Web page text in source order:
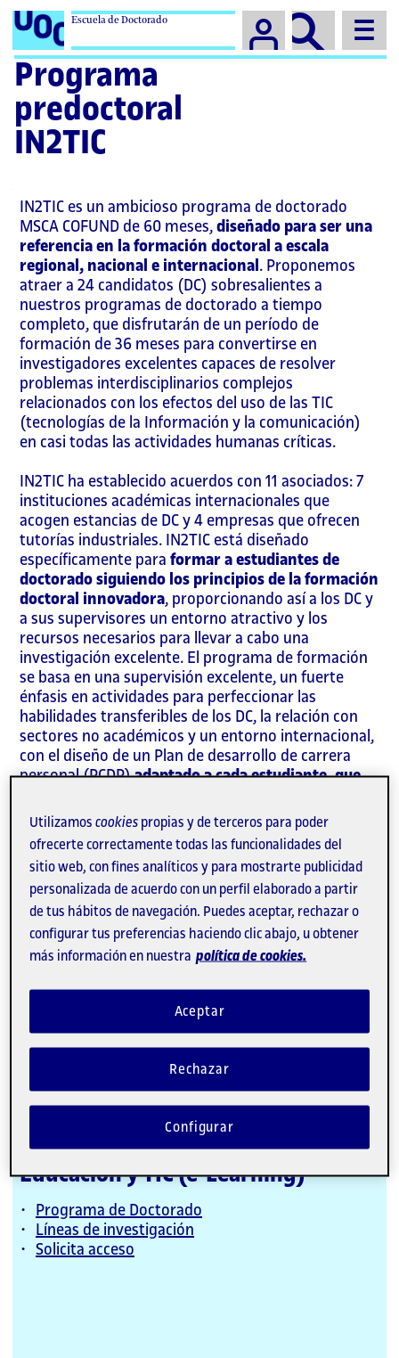
Escuela de Doctorado Campus
Programa
predoctoral
IN2TIC
IN2TIC es un ambicioso programa de doctorado
MSCA COFUND de 60 meses, diseñado para ser una
referencia en la formación doctoral a escala
regional, nacional e internacional . Proponemos
atraer a 24 candidatos (DC) sobresalientes a
nuestros programas de doctorado a tiempo
completo, que disfrutarán de un período de
formación de 36 meses para convertirse en
investigadores excelentes capaces de resolver
problemas interdisciplinarios complejos
relacionados con los efectos del uso de las TIC
(tecnologías de la Información y la comunicación)
en casi todas las actividades humanas críticas.
IN2TIC ha establecido acuerdos con 11 asociados: 7
instituciones académicas internacionales que
acogen estancias de DC y 4 empresas que ofrecen
tutorías industriales. IN2TIC está diseñado
específicamente para formar a estudiantes de
doctorado siguiendo los principios de la formación
doctoral innovadora, proporcionando así a los DC y
a sus supervisores un entorno atractivo y los
recursos necesarios para llevar a cabo una
investigación excelente. El programa de formación
se basa en una supervisión excelente, un fuerte
énfasis en actividades para perfeccionar las
habilidades transferibles de los DC, la relación con
sectores no académicos y un entorno internacional,
con el diseño de un Plan de desarrollo de carrera
personal (PCDP)adaptado a cada estudiante, que
impacto de la investigación y la visibilidad de los
DC.
Programas de doctorado
El proyecto IN2TIC consta de 24 contratos
predoctorales divididos en dos convocatorias de 12
contratos cada una, con una asignación de 2
contratos a cada uno de los 6 programas de
doctorado de la UOC. Estos programas aglutinan
todas las áreas de investigación de la universidad, y
constan de las siguientes líneas de investigación.
Educación y TIC (e-Learning)
Programa de Doctorado
Líneas de investigación
Solicita acceso
Utilizamoscookies propias y de terceros para poder
ofrecerte correctamente todas las funcionalidades del
sitio web, con fines analíticos y para mostrarte publicidad
personalizada de acuerdo con un perfil elaborado a partir
de tus hábitos de navegación. Puedes aceptar, rechazar o
configurar tus preferencias haciendo clic abajo, u obtener
más información en nuestra política de cookies.
Rechazar
Aceptar
Configurar